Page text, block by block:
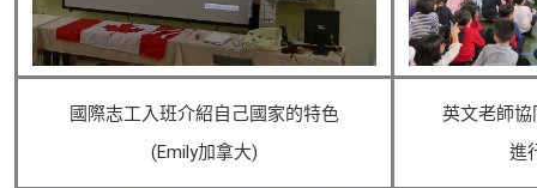
國際志工入班介紹自己國家的特色
(Emily加拿大)
英文老師
進